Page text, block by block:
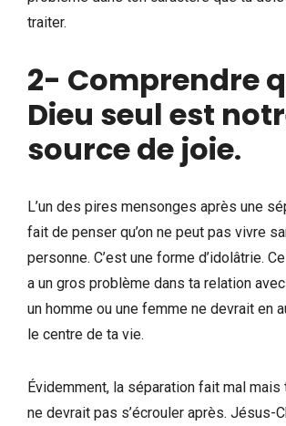
traiter.
2- Comprendre
Dieu seul est
source de joie.
L’un des pires mensonges après une
fait de penser qu’on ne peut pas vivre
personne. C’est une forme d’idolâtrie.
a un gros problème dans ta relation
un homme ou une femme ne devrait en
le centre de ta vie.
Évidemment, la séparation fait mal mais
ne devrait pas s’écrouler après. Jésus-